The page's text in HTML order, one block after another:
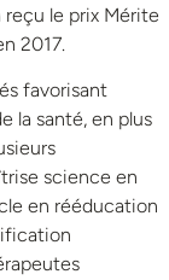
reçu le prix Mérite
2017.
favorisant
la santé, en plus
science en
en rééducation